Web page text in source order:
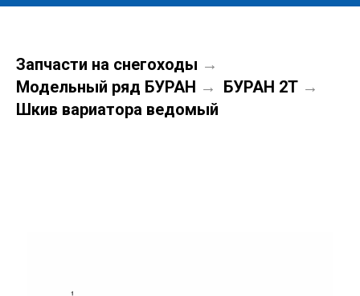
Запчасти на снегоходы →
Модельный ряд БУРАН → БУРАН 2Т →
Шкив вариатора ведомый